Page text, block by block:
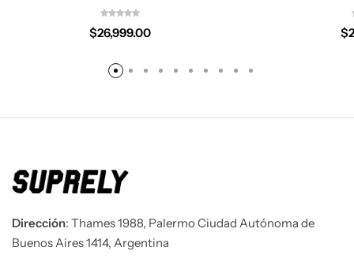
$26,999.00 $
Dirección: Thames 1988, Palermo Ciudad Autónoma de
Buenos Aires 1414, Argentina